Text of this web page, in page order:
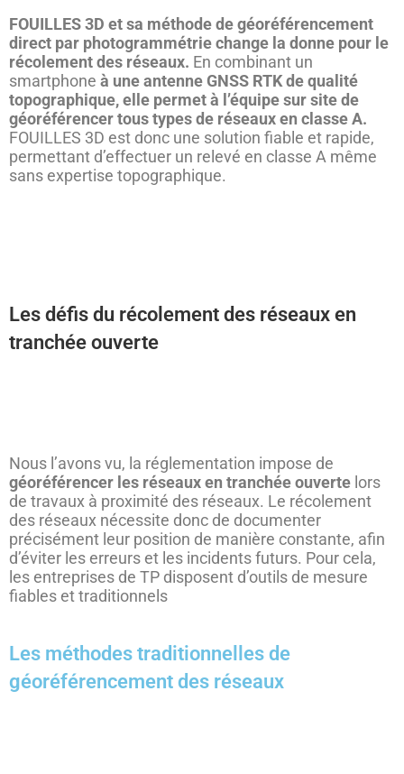
FOUILLES 3D et sa méthode de géoréférencement
direct par photogrammétrie change la donne pour le
récolement des réseaux. En combinant un
smartphone à une antenne GNSS RTK de qualité
topographique, elle permet à l’équipe sur site de
géoréférencer tous types de réseaux en classe A.
FOUILLES 3D est donc une solution fiable et rapide,
permettant d’effectuer un relevé en classe A même
sans expertise topographique.
Les défis du récolement des réseaux en
tranchée ouverte
Nous l’avons vu, la réglementation impose de
géoréférencer les réseaux en tranchée ouverte lors
de travaux à proximité des réseaux. Le récolement
des réseaux nécessite donc de documenter
précisément leur position de manière constante, afin
d’éviter les erreurs et les incidents futurs. Pour cela,
les entreprises de TP disposent d’outils de mesure
fiables et traditionnels
Les méthodes traditionnelles de
géoréférencement des réseaux